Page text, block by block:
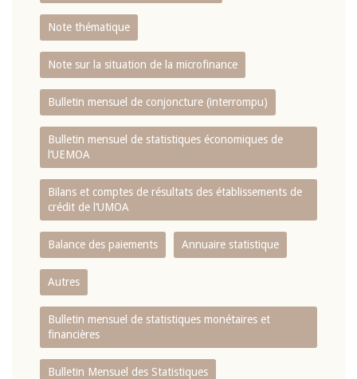
Note thématique
Note sur la situation de la microfinance
Bulletin mensuel de conjoncture (interrompu)
Bulletin mensuel de statistiques économiques de
l‘UEMOA
Bilans et comptes de résultats des établissements de
crédit de l‘UMOA
Balance des paiements Annuaire statistique
Autres
Bulletin mensuel de statistiques monétaires et
financières
Bulletin Mensuel des Statistiques